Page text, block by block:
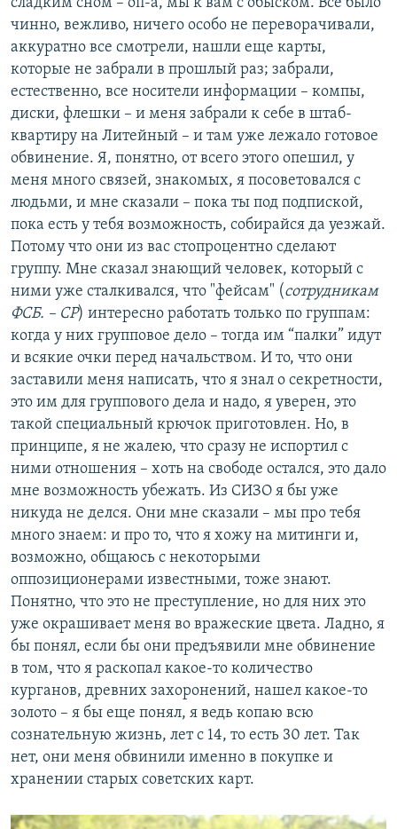
сладким сном – оп-а, мы к вам с обыском. Все было
чинно, вежливо, ничего особо не переворачивали,
аккуратно все смотрели, нашли еще карты,
которые не забрали в прошлый раз; забрали,
естественно, все носители информации – компы,
диски, флешки – и меня забрали к себе в штаб-
квартиру на Литейный – и там уже лежало готовое
обвинение. Я, понятно, от всего этого опешил, у
меня много связей, знакомых, я посоветовался с
людьми, и мне сказали – пока ты под подпиской,
пока есть у тебя возможность, собирайся да уезжай.
Потому что они из вас стопроцентно сделают
группу. Мне сказал знающий человек, который с
ними уже сталкивался, что "фейсам" (сотрудникам
ФСБ. – СР) интересно работать только по группам:
когда у них групповое дело – тогда им “палки” идут
и всякие очки перед начальством. И то, что они
заставили меня написать, что я знал о секретности,
это им для группового дела и надо, я уверен, это
такой специальный крючок приготовлен. Но, в
принципе, я не жалею, что сразу не испортил с
ними отношения – хоть на свободе остался, это дало
мне возможность убежать. Из СИЗО я бы уже
никуда не делся. Они мне сказали – мы про тебя
много знаем: и про то, что я хожу на митинги и,
возможно, общаюсь с некоторыми
оппозиционерами известными, тоже знают.
Понятно, что это не преступление, но для них это
уже окрашивает меня во вражеские цвета. Ладно, я
бы понял, если бы они предъявили мне обвинение
в том, что я раскопал какое-то количество
курганов, древних захоронений, нашел какое-то
золото – я бы еще понял, я ведь копаю всю
сознательную жизнь, лет с 14, то есть 30 лет. Так
нет, они меня обвинили именно в покупке и
хранении старых советских карт.